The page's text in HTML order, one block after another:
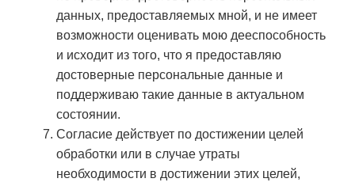
данных, предоставляемых мной, и не имеет
возможности оценивать мою дееспособность
и исходит из того, что я предоставляю
достоверные персональные данные и
поддерживаю такие данные в актуальном
состоянии.
Согласие действует по достижении целей
обработки или в случае утраты
необходимости в достижении этих целей,